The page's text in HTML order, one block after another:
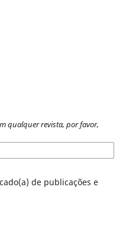
qualquer revista, por favor,
de publicações e